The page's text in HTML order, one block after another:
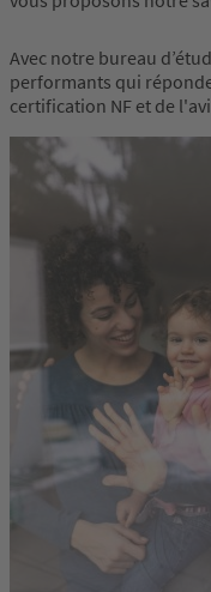
Avec notre bureau
performants qui
certification NF et de